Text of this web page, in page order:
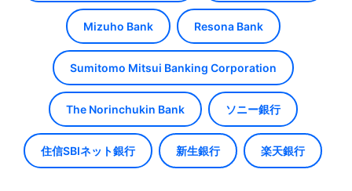
Mizuho Bank Resona Bank
Sumitomo Mitsui Banking Corporation
The Norinchukin Bank ソニー銀行
住信SBIネット銀行 新生銀行 楽天銀行